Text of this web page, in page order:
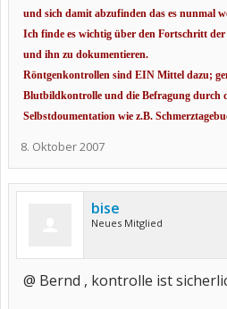
und sich damit abzufinden das es nunmal
Ich finde es wichtig über den Fortschritt
und ihn zu dokumentieren.
Röntgenkontrollen sind EIN Mittel dazu;
Blutbildkontrolle und die Befragung durch
Selbstdoumentation wie z.B.
8. Oktober 2007
bise
Neues Mitglied
@ Bernd , kontrolle ist